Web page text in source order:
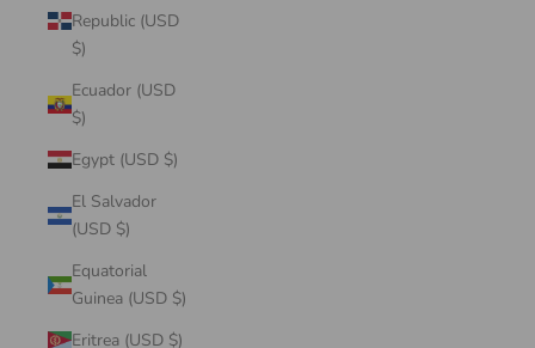
Republic (USD
$)
Ecuador (USD
$)
Egypt (USD $)
El Salvador
(USD $)
Equatorial
Guinea (USD $)
Eritrea (USD $)